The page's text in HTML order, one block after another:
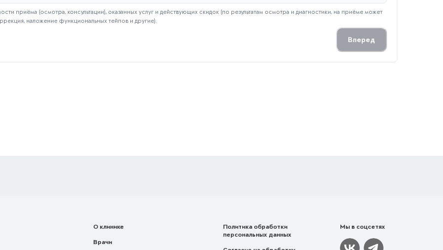
приёма (осмотра, консультации), оказанных услуг и действующих скидок (по результатам осмотра и диагностики, на приёме может
наложение функциональных тейпов и другие).
Вперед
О клинике
Врачи
Политика обработки
персональных данных
Мы в соцсетях